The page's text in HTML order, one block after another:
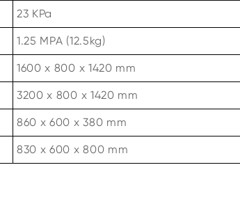
23 KPa
1.25 MPA (12.5kg)
1600 x 800 x 1420 mm
3200 x 800 x 1420 mm
860 x 600 x 380 mm
830 x 600 x 800 mm